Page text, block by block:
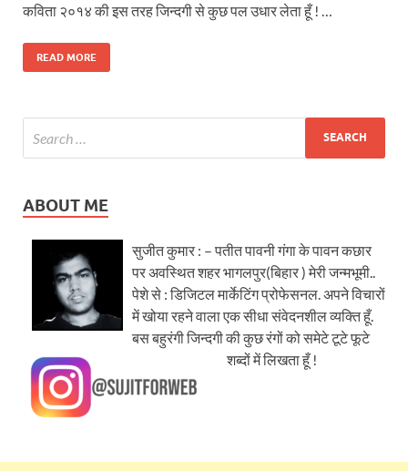
कविता २०१४ की इस तरह जिन्दगी से कुछ पल उधार लेता हूँ ! …
READ MORE
ABOUT ME
सुजीत कुमार : – पतीत पावनी गंगा के पावन कछार
पर अवस्थित शहर भागलपुर(बिहार ) मेरी जन्मभूमी..
पेशे से : डिजिटल मार्केटिंग प्रोफेसनल. अपने विचारों
में खोया रहने वाला एक सीधा संवेदनशील व्यक्ति हूँ.
बस बहुरंगी जिन्दगी की कुछ रंगों को समेटे टूटे फूटे
शब्दों में लिखता हूँ !